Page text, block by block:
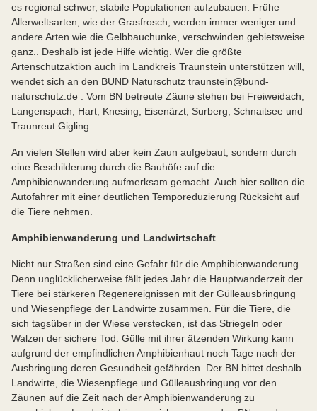
es regional schwer, stabile Populationen aufzubauen. Frühe
Allerweltsarten, wie der Grasfrosch, werden immer weniger und
andere Arten wie die Gelbbauchunke, verschwinden gebietsweise
ganz.. Deshalb ist jede Hilfe wichtig. Wer die größte
Artenschutzaktion auch im Landkreis Traunstein unterstützen will,
wendet sich an den BUND Naturschutz traunstein@bund-
naturschutz.de . Vom BN betreute Zäune stehen bei Freiweidach,
Langenspach, Hart, Knesing, Eisenärzt, Surberg, Schnaitsee und
Traunreut Gigling.
An vielen Stellen wird aber kein Zaun aufgebaut, sondern durch
eine Beschilderung durch die Bauhöfe auf die
Amphibienwanderung aufmerksam gemacht. Auch hier sollten die
Autofahrer mit einer deutlichen Temporeduzierung Rücksicht auf
die Tiere nehmen.
Amphibienwanderung und Landwirtschaft
Nicht nur Straßen sind eine Gefahr für die Amphibienwanderung.
Denn unglücklicherweise fällt jedes Jahr die Hauptwanderzeit der
Tiere bei stärkeren Regenereignissen mit der Gülleausbringung
und Wiesenpflege der Landwirte zusammen. Für die Tiere, die
sich tagsüber in der Wiese verstecken, ist das Striegeln oder
Walzen der sichere Tod. Gülle mit ihrer ätzenden Wirkung kann
aufgrund der empfindlichen Amphibienhaut noch Tage nach der
Ausbringung deren Gesundheit gefährden. Der BN bittet deshalb
Landwirte, die Wiesenpflege und Gülleausbringung vor den
Zäunen auf die Zeit nach der Amphibienwanderung zu